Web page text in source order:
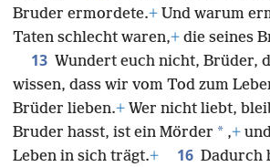
Bruder ermordete.+ Und warum
Taten schlecht waren,+ die seines
13 Wundert euch nicht, Brüder,
wissen, dass wir vom Tod zum
Brüder lieben.+ Wer nicht liebt,
Bruder hasst, ist ein Mörder * ,+
Leben in sich trägt.+ 16 Dadurch